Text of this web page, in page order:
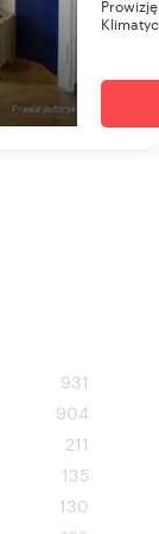
931
904
211
135
130